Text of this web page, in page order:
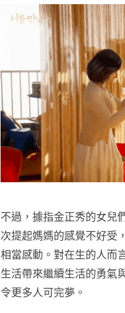
不過，據指金正秀的女兒
次提起媽媽的感覺不好受
相當感動。對在生的人而
生活帶來繼續生活的勇氣
令更多人可完夢。